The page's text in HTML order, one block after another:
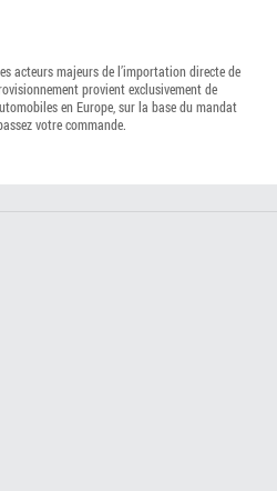
acteurs majeurs de l’importation directe de
provient exclusivement de
en Europe, sur la base du mandat
votre commande.